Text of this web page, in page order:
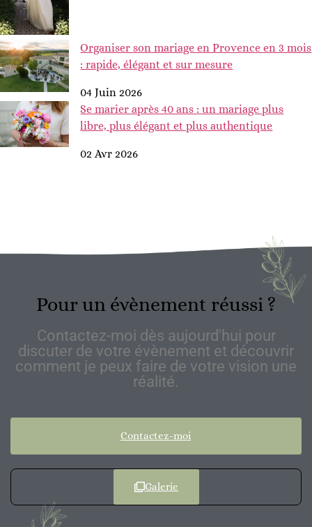
Organiser son mariage en Provence en 3 mois
: rapide, élégant et sur mesure
04 Juin 2026
Se marier après 40 ans : un mariage plus
libre, plus élégant et plus authentique
02 Avr 2026
Pour un évènement réussi ?
Contactez-moi dès aujourd'hui pour
discuter de votre évènement et découvrir
comment je peux faire de votre vision une
réalité.
Contactez-moi
Galerie